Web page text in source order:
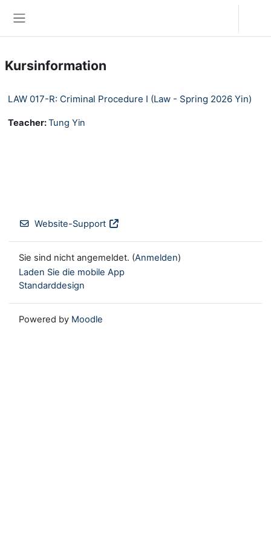
Kursinformation
LAW 017-R: Criminal Procedure I (Law - Spring 2026 Yin)
Teacher:Tung Yin
Website-Support
Sie sind nicht angemeldet. (Anmelden)
Laden Sie die mobile App
Standarddesign
Powered by Moodle